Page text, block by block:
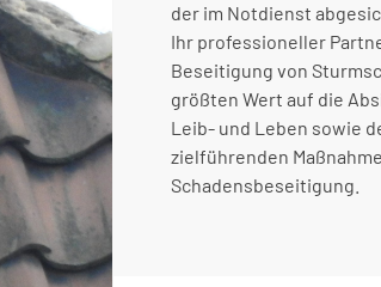
der im Notdienst
Ihr professioneller
Beseitigung von
größten Wert auf die
Leib- und Leben sowie
zielführenden
Schadensbeseitigung.